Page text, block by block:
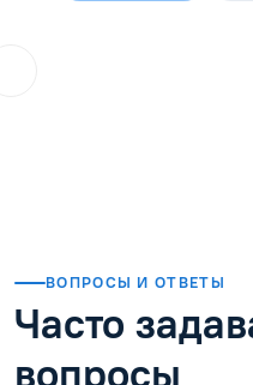
ВОПРОСЫ И ОТВЕТЫ
Часто
вопросы